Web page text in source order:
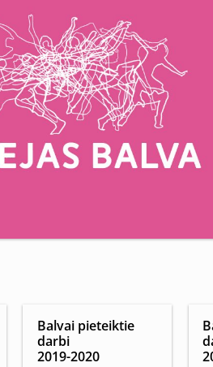
Balvai pieteiktie
darbi
2019-2020